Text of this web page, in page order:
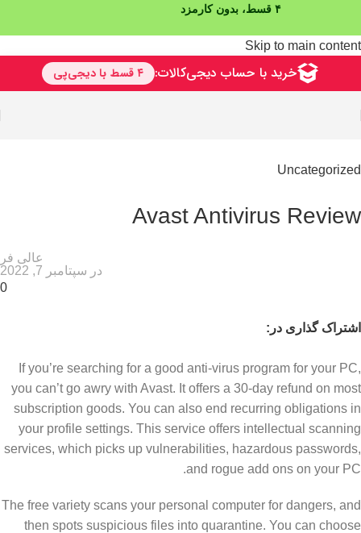
Skip to main content
Uncategorized
Avast Antivirus Review
عالی فر
در سپتامبر 7, 2022
0
اشتراک گذاری در:
If you’re searching for a good anti-virus program for your PC,
you can’t go awry with Avast. It offers a 30-day refund on most
subscription goods. You can also end recurring obligations in
your profile settings. This service offers intellectual scanning
services, which picks up vulnerabilities, hazardous passwords,
and rogue add ons on your PC.
The free variety scans your personal computer for dangers, and
then spots suspicious files into quarantine. You can choose